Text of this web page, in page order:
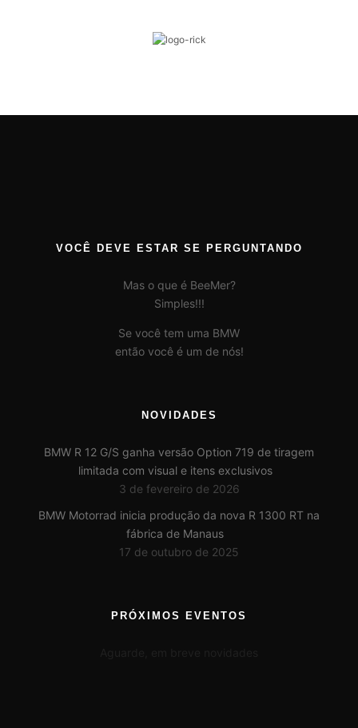
VOCÊ DEVE ESTAR SE PERGUNTANDO
Mas o que é BeeMer?
Simples!!!
Se você tem uma BMW
então você é um de nós!
NOVIDADES
BMW R 12 G/S ganha versão Option 719 de tiragem
limitada com visual e itens exclusivos
3 de fevereiro de 2026
BMW Motorrad inicia produção da nova R 1300 RT na
fábrica de Manaus
17 de outubro de 2025
PRÓXIMOS EVENTOS